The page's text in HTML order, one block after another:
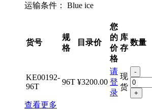
运输条件：
Blue ice
货号
规
格
目录价
您
的
价
格
库
存
数量
KE00192-
96T
96T ¥3200.00
请
登
录
现
货
-
+
查看更多